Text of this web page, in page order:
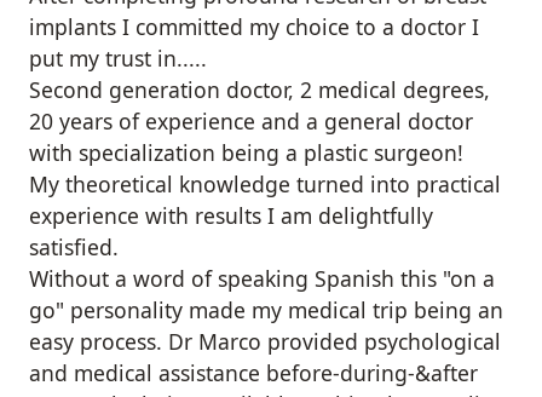
implants I committed my choice to a doctor I
put my trust in.....
Second generation doctor, 2 medical degrees,
20 years of experience and a general doctor
with specialization being a plastic surgeon!
My theoretical knowledge turned into practical
experience with results I am delightfully
satisfied.
Without a word of speaking Spanish this "on a
go" personality made my medical trip being an
easy process. Dr Marco provided psychological
and medical assistance before-during-&after